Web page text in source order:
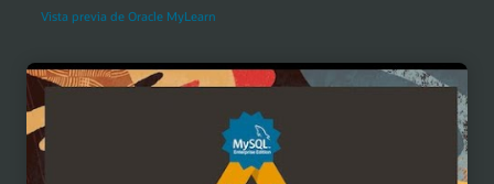
Vista previa de Oracle MyLearn